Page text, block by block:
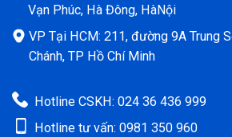
Vạn Phúc, Hà Đông, HàNội
VP Tại HCM: 211, đường 9A Trung
Chánh, TP Hồ Chí Minh
Hotline CSKH: 024 36 436 999
Hotline tư vấn: 0981 350 960